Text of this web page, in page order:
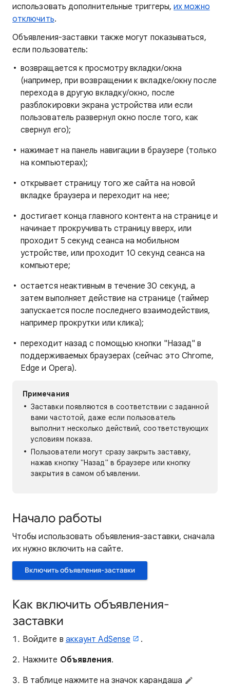
использовать дополнительные триггеры,их можно
отключить.
Объявления-заставки также могут показываться,
если пользователь:
возвращается к просмотру вкладки/окна
(например, при возвращении к вкладке/окну после
перехода в другую вкладку/окно, после
разблокировки экрана устройства или если
пользователь развернул окно после того, как
свернул его);
нажимает на панель навигации в браузере (только
на компьютерах);
открывает страницу того же сайта на новой
вкладке браузера и переходит на нее;
достигает конца главного контента на странице и
начинает прокручивать страницу вверх, или
проходит 5 секунд сеанса на мобильном
устройстве, или проходит 10 секунд сеанса на
компьютере;
остается неактивным в течение 30 секунд, а
затем выполняет действие на странице (таймер
запускается после последнего взаимодействия,
например прокрутки или клика);
переходит назад с помощью кнопки "Назад" в
поддерживаемых браузерах (сейчас это Chrome,
Edge и Opera).
Примечания
Заставки появляются в соответствии с заданной
вами частотой, даже если пользователь
выполнит несколько действий, соответствующих
условиям показа.
Пользователи могут сразу закрыть заставку,
нажав кнопку "Назад" в браузере или кнопку
закрытия в самом объявлении.
Начало работы
Чтобы использовать объявления-заставки, сначала
их нужно включить на сайте.
Включить объявления-заставки
Как включить объявления-
заставки
Войдите в аккаунт AdSense
.
Нажмите Объявления.
В таблице нажмите на значок карандаша